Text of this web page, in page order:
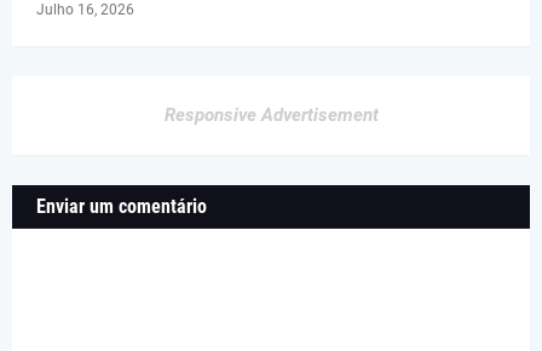
Julho 16, 2026
Responsive Advertisement
Enviar um comentário